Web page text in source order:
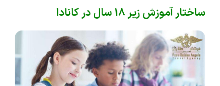
ساختار آموزش زیر 18 سال در کانادا